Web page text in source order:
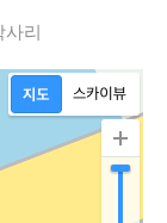
리